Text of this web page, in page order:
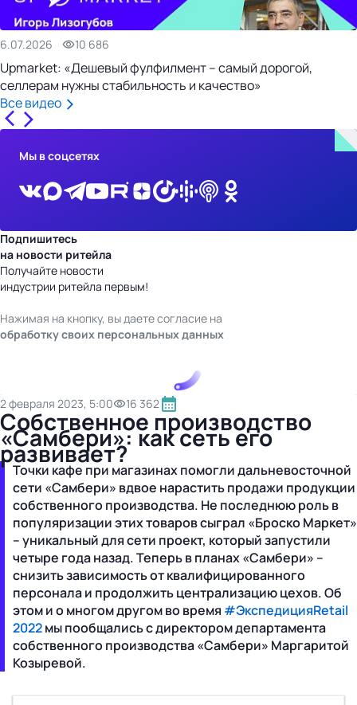
6.07.2026 10 686
Upmarket: «Дешевый фулфилмент – самый дорогой,
селлерам нужны стабильность и качество»
Все видео
Мы в соцсетях
Подпишитесь
на новости ритейла
Получайте новости
индустрии ритейла первым!
Нажимая на кнопку, вы даете согласие на
обработку своих персональных данных
2 февраля 2023, 5:00 16 362
Собственное производство
«Самбери»: как сеть его
развивает?
Точки кафе при магазинах помогли дальневосточной
сети «Самбери» вдвое нарастить продажи продукции
собственного производства. Не последнюю роль в
популяризации этих товаров сыграл «Броско Маркет»
– уникальный для сети проект, который запустили
четыре года назад. Теперь в планах «Самбери» –
снизить зависимость от квалифицированного
персонала и продолжить централизацию цехов. Об
этом и о многом другом во время #ЭкспедицияRetail
2022мы пообщались с директором департамента
собственного производства «Самбери» Маргаритой
Козыревой.